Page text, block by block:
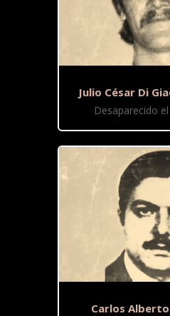
Julio César Di
Desaparecido
Carlos